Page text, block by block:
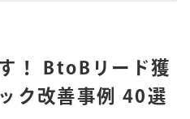
！ BtoBリード獲
ク改善事例 40選